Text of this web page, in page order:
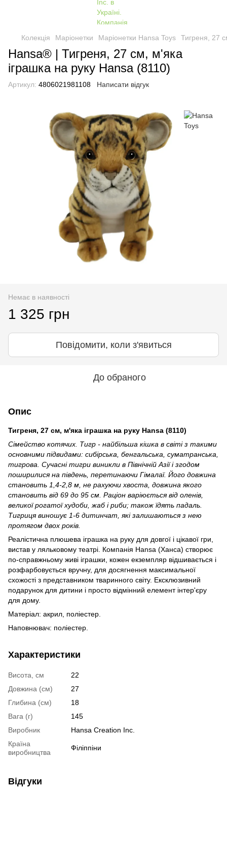
Колекція Маріонетки Маріонетки Hansa Toys Тигреня, 27
Hansa® | Тигреня, 27 см, м'яка
іграшка на руку Hansa (8110)
Артикул: 4806021981108 Написати відгук
Немає в наявності
1 325 грн
Повідомити, коли з'явиться
До обраного
Опис
Тигреня, 27 см, м'яка іграшка на руку Hansa (8110)
Сімейство котячих. Тигр - найбільша кішка в світі з такими
основними підвидами: сибірська, бенгальська, суматранська,
тигрова. Сучасні тигри виникли в Північній Азії і згодом
поширилися на південь, перетинаючи Гімалаї. Його довжина
становить 1,4-2,8 м, не рахуючи хвоста, довжина якого
становить від 69 до 95 см. Раціон варіюється від оленів,
великої рогатої худоби, жаб і риби; також їдять падаль.
Тигриця виношує 1-6 дитинчат, які залишаються з нею
протягом двох років.
Реалістична плюшева іграшка на руку для довгої і цікавої гри,
вистав у ляльковому театрі. Компанія Hansa (Ханса) створює
по-справжньому живі іграшки, кожен екземпляр відшивається і
розфарбовується вручну, для досягнення максимальної
схожості з представником тваринного світу. Ексклюзивний
подарунок для дитини і просто відмінний елемент інтер'єру
для дому.
Матеріал: акрил, поліестер.
Наповнювач: поліестер.
Характеристики
Висота, см
22
Довжина (см)
27
Глибина (см)
18
Вага (г)
145
Виробник
Hansa Creation Inc.
Країна
виробництва
Філіппіни
Відгуки